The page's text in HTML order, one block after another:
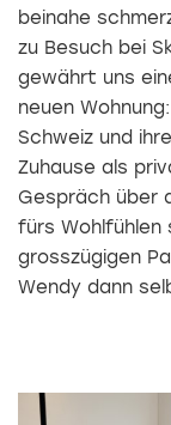
beinahe
zu Besuch bei
gewährt uns
neuen
Schweiz und
Zuhause als
Gespräch über
fürs
grosszügigen
Wendy dann